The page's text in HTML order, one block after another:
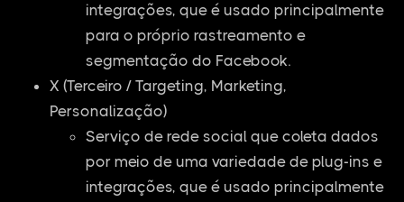
integrações, que é usado principalmente
para o próprio rastreamento e
segmentação do Facebook.
X (Terceiro / Targeting, Marketing,
Personalização)
Serviço de rede social que coleta dados
por meio de uma variedade de plug-ins e
integrações, que é usado principalmente